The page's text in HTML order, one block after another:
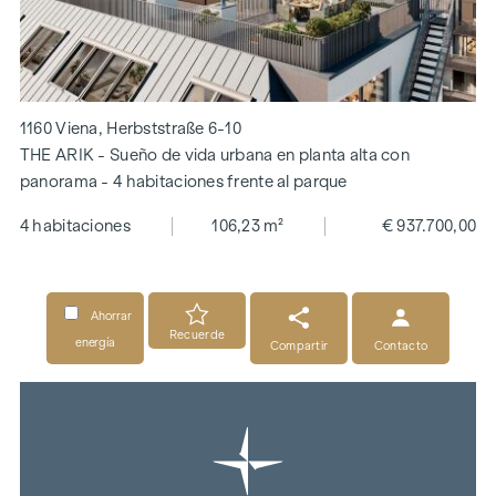
1160 Viena, Herbststraße 6-10
THE ARIK - Sueño de vida urbana en planta alta con
panorama - 4 habitaciones frente al parque
4 habitaciones 106,23 m² € 937.700,00
Ahorrar
energía
Recuerde
Compartir
Contacto